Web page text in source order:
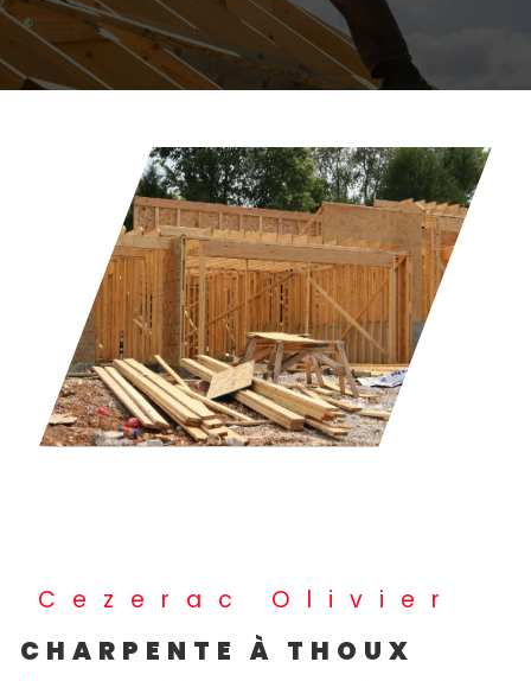
Cezerac Olivier
CHARPENTE À THOUX